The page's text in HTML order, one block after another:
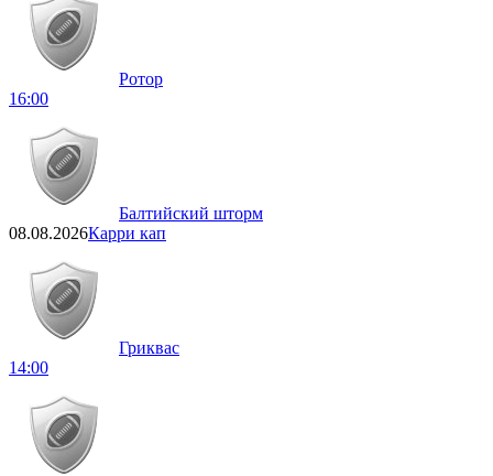
Ротор
16:00
Балтийский шторм
08.08.2026Карри кап
Гриквас
14:00